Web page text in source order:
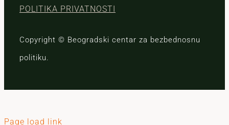
POLITIKA PRIVATNOSTI
Copyright © Beogradski centar za bezbednosnu
politiku.
Page load link